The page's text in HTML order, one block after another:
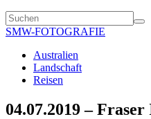
SMW-FOTOGRAFIE
Australien
Landschaft
Reisen
04.07.2019 –